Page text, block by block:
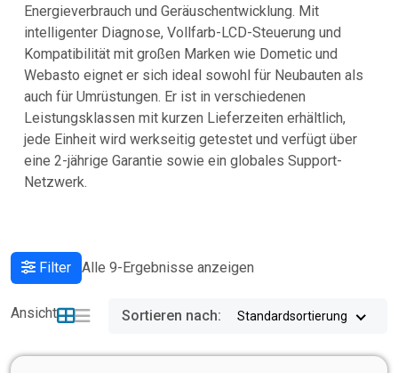
Energieverbrauch und Geräuschentwicklung. Mit
intelligenter Diagnose, Vollfarb-LCD-Steuerung und
Kompatibilität mit großen Marken wie Dometic und
Webasto eignet er sich ideal sowohl für Neubauten als
auch für Umrüstungen. Er ist in verschiedenen
Leistungsklassen mit kurzen Lieferzeiten erhältlich,
jede Einheit wird werkseitig getestet und verfügt über
eine 2-jährige Garantie sowie ein globales Support-
Netzwerk.
Filter Alle 9-Ergebnisse anzeigen
Ansicht Sortieren nach: Standardsortierung